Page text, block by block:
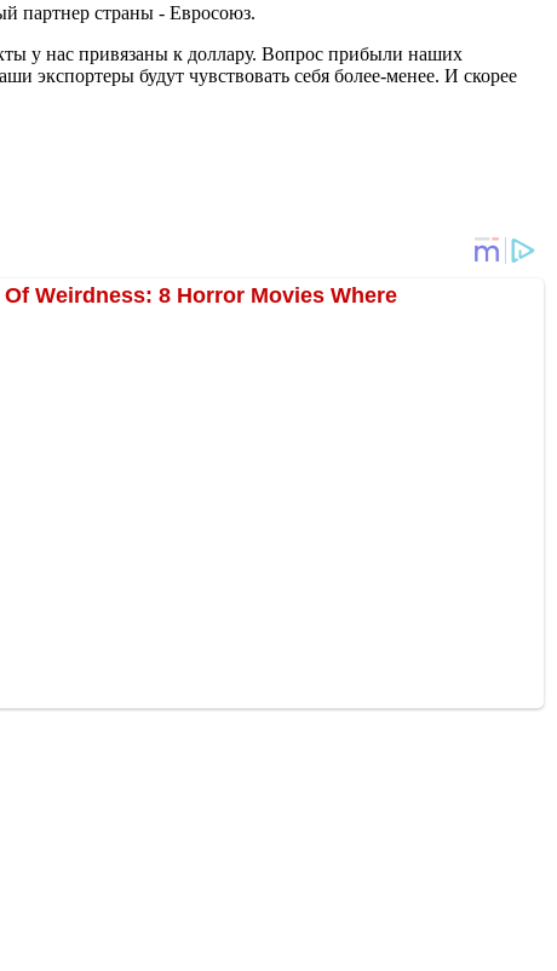
партнер страны - Евросоюз.
у нас привязаны к доллару. Вопрос прибыли наших
экспортеры будут чувствовать себя более-менее. И скорее